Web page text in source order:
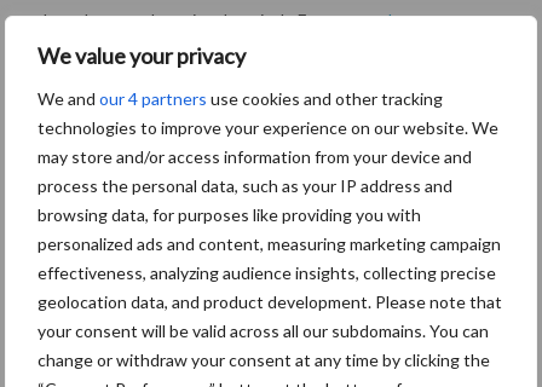
We value your privacy
We and our 4 partners use cookies and other tracking
technologies to improve your experience on our website. We
may store and/or access information from your device and
process the personal data, such as your IP address and
browsing data, for purposes like providing you with
personalized ads and content, measuring marketing campaign
effectiveness, analyzing audience insights, collecting precise
geolocation data, and product development. Please note that
your consent will be valid across all our subdomains. You can
change or withdraw your consent at any time by clicking the
gebeurde, maar door signalen uit de Europese ...Lees meer
Twence
registre
ert
eerste
RENURE
-
meststo
f uit
23 juli 2026